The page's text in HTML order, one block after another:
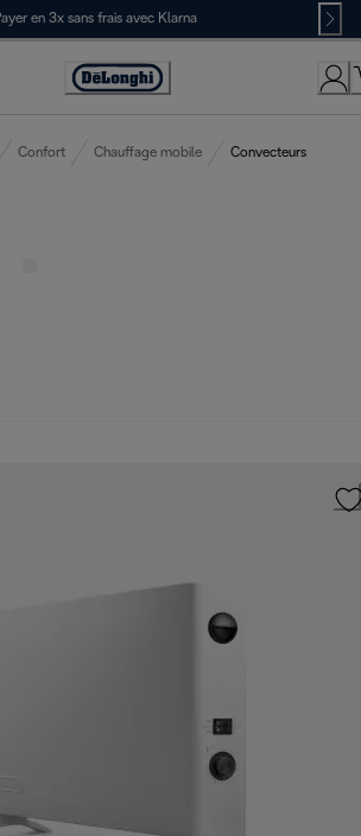
en 3x sans frais avec Klarna
Déclaration
Confort Chauffage mobile Convecteurs